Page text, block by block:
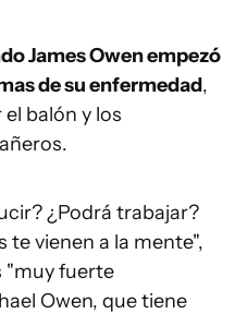
James Owen empezó
de su enfermedad,
balón y los
¿Podrá trabajar?
te vienen a la mente",
"muy fuerte
Owen, que tiene